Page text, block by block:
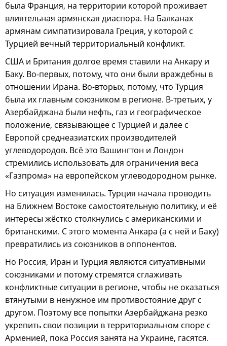
была Франция, на территории которой проживает
влиятельная армянская диаспора. На Балканах
армянам симпатизировала Греция, у которой с
Турцией вечный территориальный конфликт.
США и Британия долгое время ставили на Анкару и
Баку. Во-первых, потому, что они были враждебны в
отношении Ирана. Во-вторых, потому, что Турция
была их главным союзником в регионе. В-третьих, у
Азербайджана были нефть, газ и географическое
положение, связывающее с Турцией и далее с
Европой среднеазиатских производителей
углеводородов. Всё это Вашингтон и Лондон
стремились использовать для ограничения веса
«Газпрома» на европейском углеводородном рынке.
Но ситуация изменилась. Турция начала проводить
на Ближнем Востоке самостоятельную политику, и её
интересы жёстко столкнулись с американскими и
британскими. С этого момента Анкара (а с ней и Баку)
превратились из союзников в оппонентов.
Но Россия, Иран и Турция являются ситуативными
союзниками и потому стремятся сглаживать
конфликтные ситуации в регионе, чтобы не оказаться
втянутыми в ненужное им противостояние друг с
другом. Поэтому все попытки Азербайджана резко
укрепить свои позиции в территориальном споре с
Арменией, пока Россия занята на Украине, гасятся.